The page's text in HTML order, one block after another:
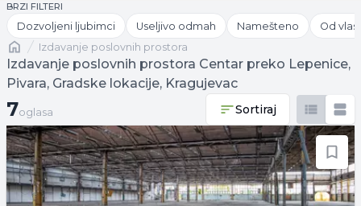
BRZI FILTERI
Dozvoljeni ljubimci Useljivo odmah Namešteno Od
Naslovnaizdavanje poslovnih prostora
Izdavanje poslovnih prostora Centar preko Lepenice,
Pivara, Gradske lokacije, Kragujevac
7 oglasa
7oglasa Sortiraj